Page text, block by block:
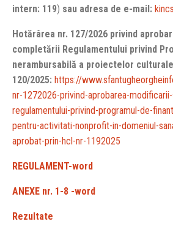
intern: 119) sau adresa de e-mail:
Hotărârea nr. 127/2026 privind
completării Regulamentului privind
nerambursabilă a proiectelor
120/2025: https://
nr-1272026-privind-aprobarea-
regulamentului-privind-programul-de-
pentru-activitati-nonprofit-in-domeniul-
aprobat-prin-hcl-nr-1192025
REGULAMENT-word
ANEXE nr. 1-8 -word
Rezultate